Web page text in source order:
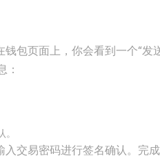
包页面上，你会看到一个“发
：
交易密码进行签名确认。完